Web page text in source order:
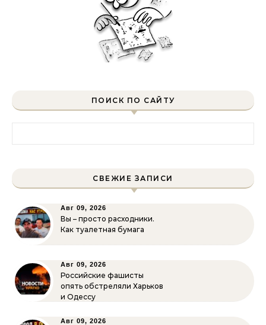
ПОИСК ПО САЙТУ
СВЕЖИЕ ЗАПИСИ
Авг 09, 2026
Вы – просто расходники.
Как туалетная бумага
Авг 09, 2026
Российские фашисты
опять обстреляли Харьков
и Одессу
Авг 09, 2026